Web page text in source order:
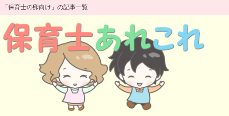
「保育士の卵向け」の記事一覧